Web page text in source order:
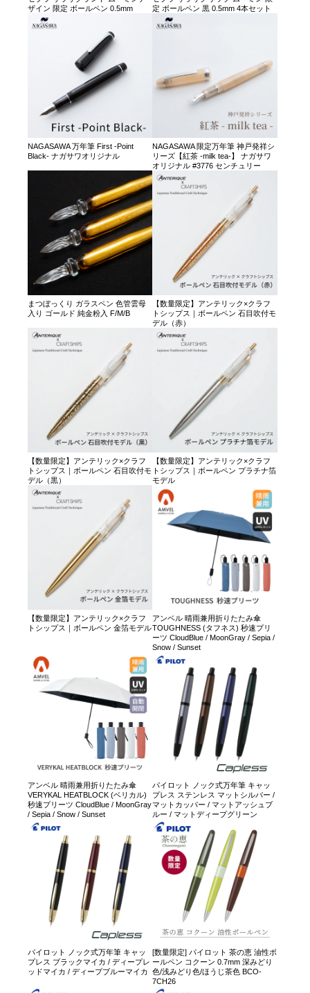
ザイン 限定 ボールペン 0.5mm
定 ボールペン 黒 0.5mm 4本セット
NAGASAWA 万年筆 First -Point
Black- ナガサワオリジナル
NAGASAWA 限定万年筆 神戸発祥シ
リーズ【紅茶 -milk tea-】 ナガサワ
オリジナル #3776 センチュリー
まつぼっくり ガラスペン 色管雲母
入り ゴールド 純金粉入 F/M/B
【数量限定】アンテリック×クラフ
トシップス｜ボールペン 石目吹付モ
デル（赤）
【数量限定】アンテリック×クラフ
トシップス｜ボールペン 石目吹付モ
デル（黒）
【数量限定】アンテリック×クラフ
トシップス｜ボールペン プラチナ箔
モデル
【数量限定】アンテリック×クラフ
トシップス｜ボールペン 金箔モデル
アンベル 晴雨兼用折りたたみ傘
TOUGHNESS (タフネス) 秒速プリ
ーツ CloudBlue / MoonGray / Sepia /
Snow / Sunset
アンベル 晴雨兼用折りたたみ傘
VERYKAL HEATBLOCK (ベリカル)
秒速プリーツ CloudBlue / MoonGray
/ Sepia / Snow / Sunset
パイロット ノック式万年筆 キャッ
プレス ステンレス マットシルバー /
マットカッパー / マットアッシュブ
ルー / マットディープグリーン
パイロット ノック式万年筆 キャッ
プレス ブラックマイカ / ディープレ
ッドマイカ / ディープブルーマイカ
[数量限定] パイロット 茶の恵 油性ボ
ールペン コクーン 0.7mm 深みどり
色/浅みどり色/ほうじ茶色 BCO-
7CH26